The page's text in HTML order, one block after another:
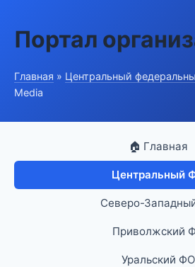
Портал
Главная » Центральный
Media
🏠 Главная
Центральный
Северо-
Приволжский
Уральский ФО